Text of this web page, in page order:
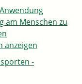
am Menschen zu
anzeigen
-